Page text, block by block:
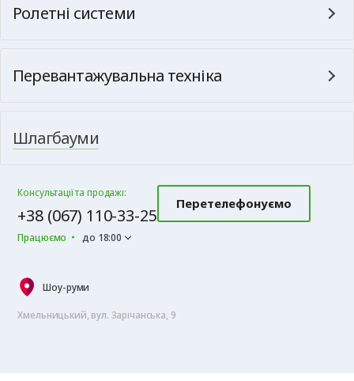
Ролетні системи
Перевантажувальна техніка
Шлагбауми
Консультації та продажі:
+38 (067) 110-33-25
Працюємо до 18:00
Перетелефонуємо
Шоу-руми
Хмельницький, вул. Зарічанська, 9